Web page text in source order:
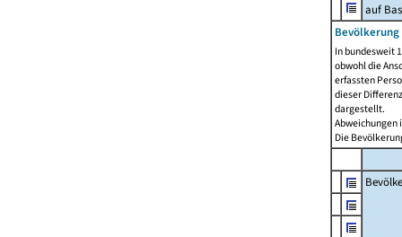
auf
Bevölkerung
In bundesweit
obwohl die
erfassten
dieser
dargestellt.
Abweichungen
Die